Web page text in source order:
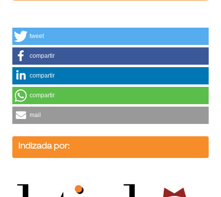
tweet
compartir
compartir
compartir
mail
Indizada por: